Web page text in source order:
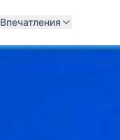
Впечатления